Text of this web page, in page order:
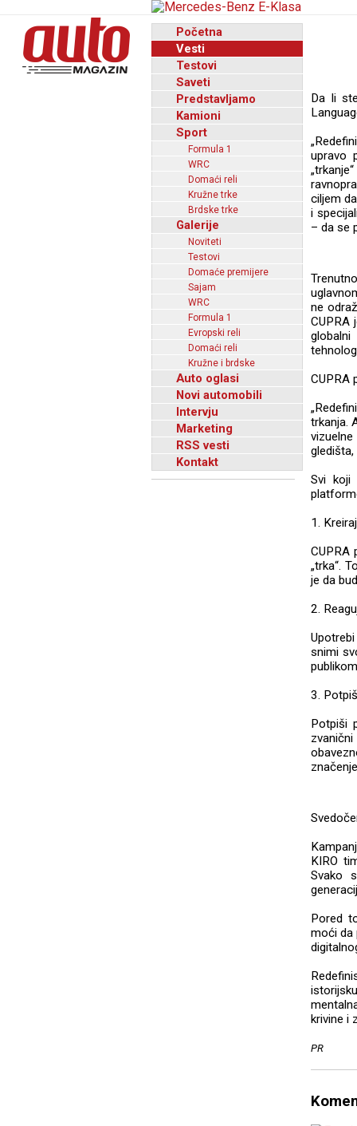
Početna
Vesti
Testovi
Saveti
Predstavljamo
Kamioni
Sport
Formula 1
WRC
Domaći reli
Kružne trke
Brdske trke
Galerije
Noviteti
Testovi
Domaće premijere
Sajam
WRC
Formula 1
Evropski reli
Domaći reli
Kružne i brdske
Auto oglasi
Novi automobili
Intervju
Marketing
RSS vesti
Kontakt
Da li
upravo
ciljem
i
– da se
ne
CUPRA
CUPRA
trkanja.
Svi koji
1.
CUPRA
„trka“.
je da
2.
snimi
3.
Potpiši
KIRO
Svako
Pored
moći da
krivine i
PR